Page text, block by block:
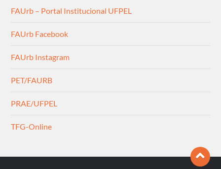
FAUrb – Portal Institucional UFPEL
FAUrb Facebook
FAUrb Instagram
PET/FAURB
PRAE/UFPEL
TFG-Online